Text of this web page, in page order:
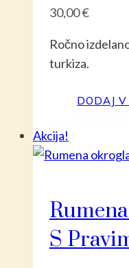
30,00€
Ročno
turkiza.
DODAJ V
Akcija!
S